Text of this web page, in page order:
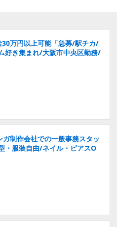
万円以上可能「急募/駅チカ/
好き集まれ/大阪市中央区勤務/
ガ制作会社での一般事務スタッ
・服装自由/ネイル・ピアスO